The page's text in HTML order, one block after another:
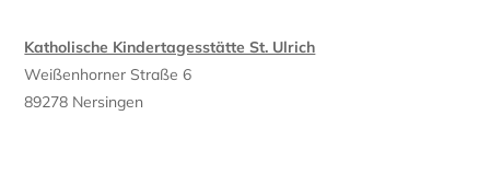
Katholische Kindertagesstätte St. Ulrich
Weißenhorner Straße 6
89278 Nersingen